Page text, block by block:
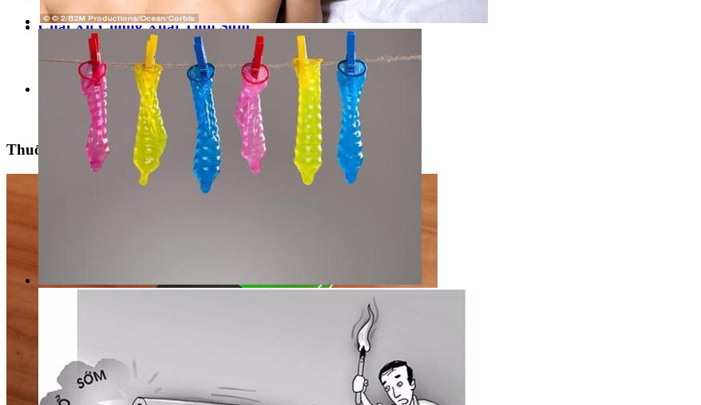
Chai Xịt Chống Xuất Tinh Sớm
›
Thuốc Trị Xuất Tinh Sớm Ultimate D
Thuốc Trị Xuất Tinh Sớm Ultimate D